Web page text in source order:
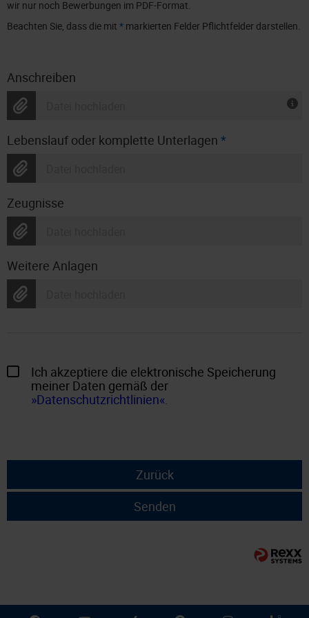
wir nur noch Bewerbungen im PDF-Format.
Beachten Sie, dass die mit * markierten Felder Pflichtfelder darstellen.
Anschreiben
Lebenslauf oder komplette Unterlagen *
Zeugnisse
Weitere Anlagen
Ich akzeptiere die elektronische Speicherung
meiner Daten gemäß der
Datenschutzrichtlinien
Zurück
Senden